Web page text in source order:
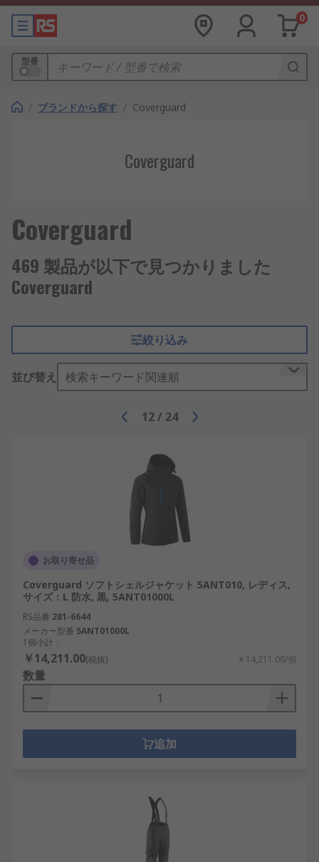
0
型番
/ ブランドから探す / Coverguard
Coverguard
Coverguard
469 製品が以下で見つかりました
Coverguard
絞り込み
並び替え 検索キーワード関連順
12 / 24
お取り寄せ品
Coverguard ソフトシェルジャケット 5ANT010, レディス,
サイズ：L 防水, 黒, 5ANT01000L
RS品番 281-6644
メーカー型番 5ANT01000L
1個小計：
￥14,211.00(税抜) ￥14,211.00/個
数量
追加